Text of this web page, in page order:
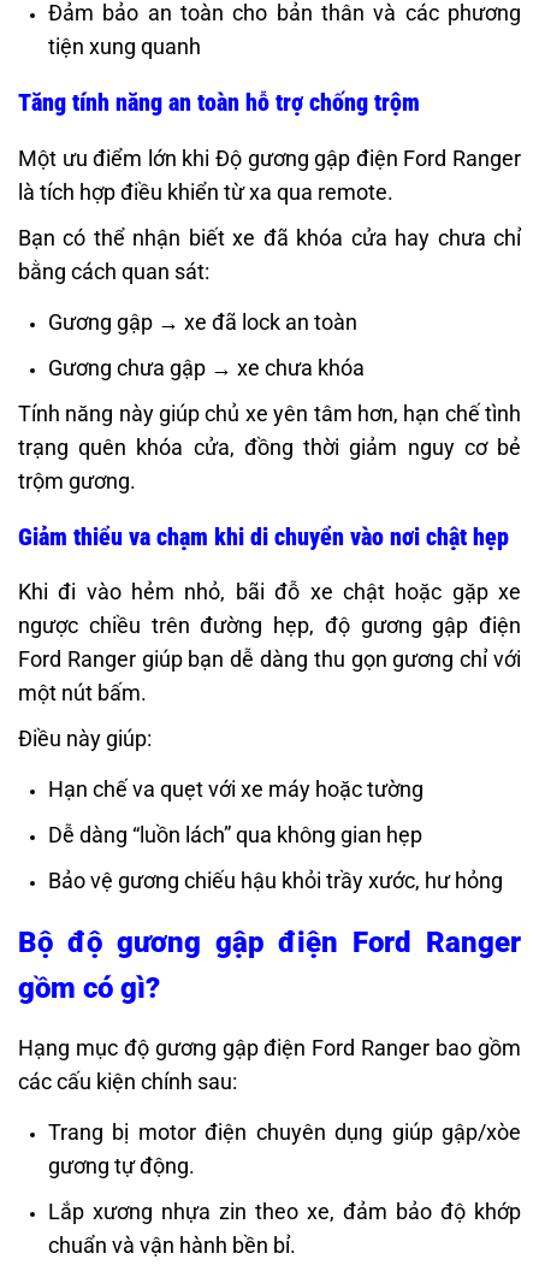
Đảm bảo an toàn cho bản thân và các phương
tiện xung quanh
Tăng tính năng an toàn hỗ trợ chống trộm
Một ưu điểm lớn khi Độ gương gập điện Ford Ranger
là tích hợp điều khiển từ xa qua remote.
Bạn có thể nhận biết xe đã khóa cửa hay chưa chỉ
bằng cách quan sát:
Gương gập → xe đã lock an toàn
Gương chưa gập → xe chưa khóa
Tính năng này giúp chủ xe yên tâm hơn, hạn chế tình
trạng quên khóa cửa, đồng thời giảm nguy cơ bẻ
trộm gương.
Giảm thiểu va chạm khi di chuyển vào nơi chật hẹp
Khi đi vào hẻm nhỏ, bãi đỗ xe chật hoặc gặp xe
ngược chiều trên đường hẹp, độ gương gập điện
Ford Ranger giúp bạn dễ dàng thu gọn gương chỉ với
một nút bấm.
Điều này giúp:
Hạn chế va quẹt với xe máy hoặc tường
Dễ dàng “luồn lách” qua không gian hẹp
Bảo vệ gương chiếu hậu khỏi trầy xước, hư hỏng
Bộ độ gương gập điện Ford Ranger
gồm có gì?
Hạng mục độ gương gập điện Ford Ranger bao gồm
các cấu kiện chính sau:
Trang bị motor điện chuyên dụng giúp gập/xòe
gương tự động.
Lắp xương nhựa zin theo xe, đảm bảo độ khớp
chuẩn và vận hành bền bỉ.